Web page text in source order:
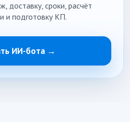
доставку, сроки, расчёт
и подготовку КП.
ИИ-бота →